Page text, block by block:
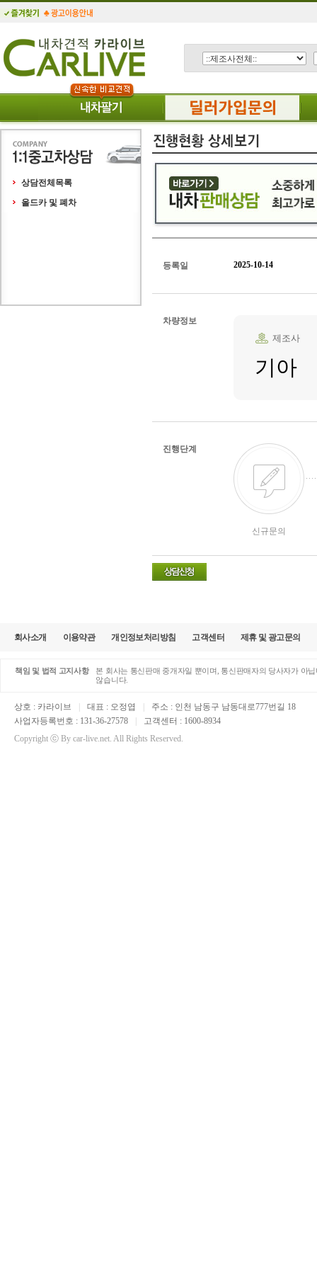
상담전체목록
올드카 및 폐차
등록일 2025-10-14
차량정보
제조사
기아
진행단계
신규문의
회사소개 이용약관 개인정보처리방침 고객센터 제휴 및 광고문의
책임 및 법적 고지사항
본 회사는 통신판매 중개자일 뿐이며, 통신판매자의 당사자가 아
않습니다.
상호 : 카라이브 | 대표 : 오정엽 |
주소 : 인천 남동구 남동대로777번길 18
사업자등록번호 : 131-36-27578
|
고객센터 : 1600-8934
Copyright ⓒ By car-live.net. All Rights Reserved.